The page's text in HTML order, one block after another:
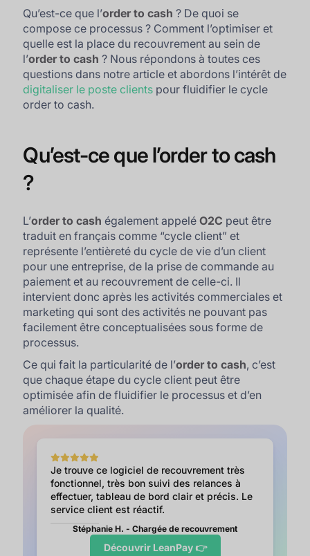
Qu’est-ce que l’order to cash ? De quoi se
compose ce processus ? Comment l’optimiser et
quelle est la place du recouvrement au sein de
l’order to cash ? Nous répondons à toutes ces
questions dans notre article et abordons l’intérêt de
digitaliser le poste clients pour fluidifier le cycle
order to cash.
Qu’est-ce que l’order to cash
?
L’order to cash également appeléO2C peut être
traduit en français comme “cycle client” et
représente l’entièreté du cycle de vie d’un client
pour une entreprise, de la prise de commande au
paiement et au recouvrement de celle-ci. Il
intervient donc après les activités commerciales et
marketing qui sont des activités ne pouvant pas
facilement être conceptualisées sous forme de
processus.
Ce qui fait la particularité de l’order to cash, c’est
que chaque étape du cycle client peut être
optimisée afin de fluidifier le processus et d’en
améliorer la qualité.
Je trouve ce logiciel de recouvrement très
fonctionnel, très bon suivi des relances à
effectuer, tableau de bord clair et précis. Le
service client est réactif.
Stéphanie H. - Chargée de recouvrement
Découvrir LeanPay 👉